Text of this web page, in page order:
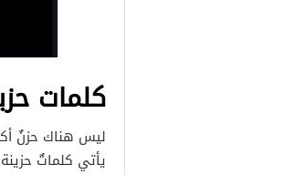
كلمات
ليس هناك حزنٌ
يأتي كلماتٌ